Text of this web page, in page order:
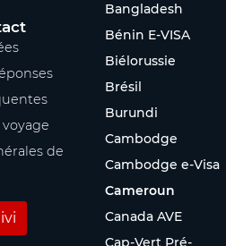
de
Bangladesh
Bénin E-VISA
Biélorussie
Brésil
Burundi
Cambodge
Cambodge e-Visa
Cameroun
Canada AVE
Cap-Vert Pré-